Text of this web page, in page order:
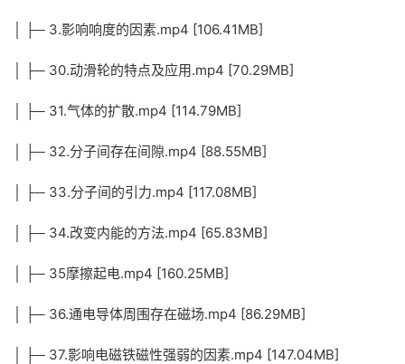
│ ├─ 3.影响响度的因素.mp4 [106.41MB]
│ ├─ 30.动滑轮的特点及应用.mp4 [70.29MB]
│ ├─ 31.气体的扩散.mp4 [114.79MB]
│ ├─ 32.分子间存在间隙.mp4 [88.55MB]
│ ├─ 33.分子间的引力.mp4 [117.08MB]
│ ├─ 34.改变内能的方法.mp4 [65.83MB]
│ ├─ 35摩擦起电.mp4 [160.25MB]
│ ├─ 36.通电导体周围存在磁场.mp4 [86.29MB]
│ ├─ 37.影响电磁铁磁性强弱的因素.mp4 [147.04MB]